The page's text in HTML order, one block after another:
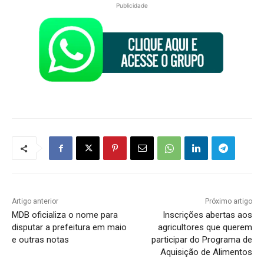
Publicidade
Artigo anterior
MDB oficializa o nome para
disputar a prefeitura em maio
e outras notas
Próximo artigo
Inscrições abertas aos
agricultores que querem
participar do Programa de
Aquisição de Alimentos